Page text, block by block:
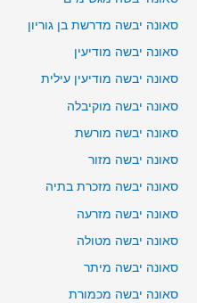
סאונה יבשה מדרשת בן גוריון
סאונה יבשה מודיעין
סאונה יבשה מודיעין עילית
סאונה יבשה מוקיבלה
סאונה יבשה מורשת
סאונה יבשה מזור
סאונה יבשה מזכרת בתיה
סאונה יבשה מזרעה
סאונה יבשה מטולה
סאונה יבשה מיתר
סאונה יבשה מכמורת